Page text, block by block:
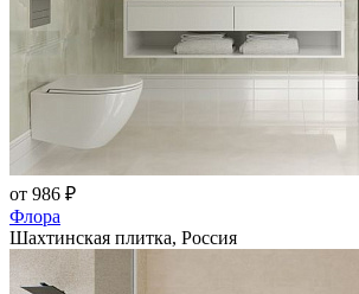
от 986 ₽
Флора
Шахтинская плитка, Россия